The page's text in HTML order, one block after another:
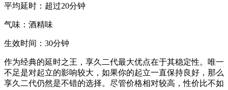
平均延时：超过20分钟
气味：酒精味
生效时间：30分钟
作为经典的延时之王，享久二代最大优点在于其稳定性。唯一
不足是对起立的影响较大，如果你的起立一直保持良好，那么
享久二代仍然是不错的选择。尽管价格相对较高，性价比不如